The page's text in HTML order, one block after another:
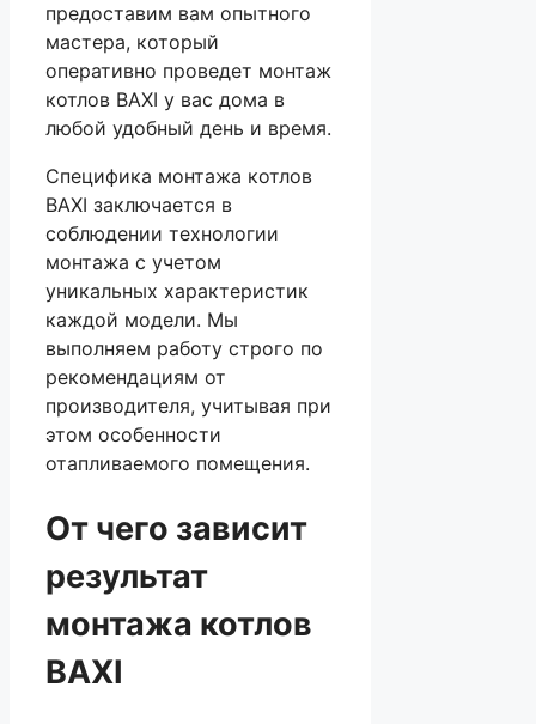
предоставим вам опытного
мастера, который
оперативно проведет монтаж
котлов BAXI у вас дома в
любой удобный день и время.
Специфика монтажа котлов
BAXI заключается в
соблюдении технологии
монтажа с учетом
уникальных характеристик
каждой модели. Мы
выполняем работу строго по
рекомендациям от
производителя, учитывая при
этом особенности
отапливаемого помещения.
От чего зависит
результат
монтажа котлов
BAXI